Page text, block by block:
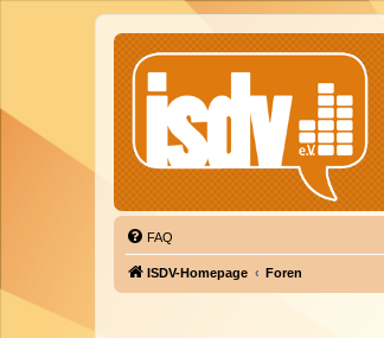
FAQ
ISDV-Homepage Foren